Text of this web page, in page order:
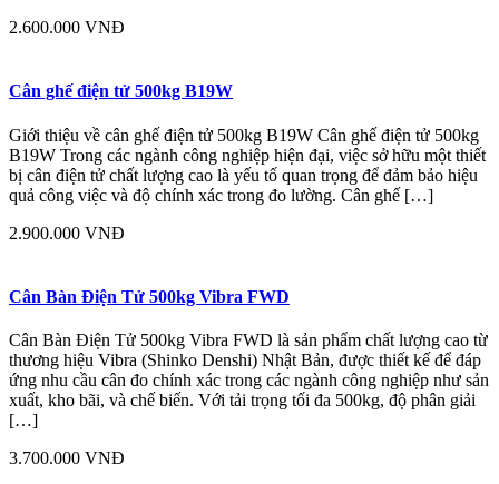
2.600.000 VNĐ
Cân ghế điện tử 500kg B19W
Giới thiệu về cân ghế điện tử 500kg B19W Cân ghế điện tử 500kg
B19W Trong các ngành công nghiệp hiện đại, việc sở hữu một thiết
bị cân điện tử chất lượng cao là yếu tố quan trọng để đảm bảo hiệu
quả công việc và độ chính xác trong đo lường. Cân ghế […]
2.900.000 VNĐ
Cân Bàn Điện Tử 500kg Vibra FWD
Cân Bàn Điện Tử 500kg Vibra FWD là sản phẩm chất lượng cao từ
thương hiệu Vibra (Shinko Denshi) Nhật Bản, được thiết kế để đáp
ứng nhu cầu cân đo chính xác trong các ngành công nghiệp như sản
xuất, kho bãi, và chế biến. Với tải trọng tối đa 500kg, độ phân giải
[…]
3.700.000 VNĐ